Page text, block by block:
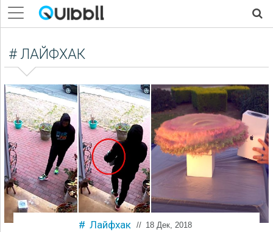
# ЛАЙФХАК
Лайфхак // 18 Дек, 2018